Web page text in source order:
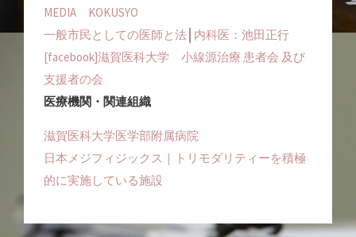
MEDIA KOKUSYO
一般市民としての医師と法 内科医：池田正行
[facebook]滋賀医科大学 小線源治療 患者会 及び
支援者の会
医療機関・関連組織
滋賀医科大学医学部附属病院
日本メジフィジックス｜トリモダリティーを積極
的に実施している施設